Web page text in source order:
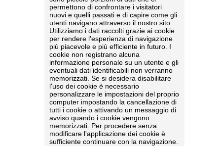
permettono di confrontare i visitatori
nuovi e quelli passati e di capire come gli
utenti navigano attraverso il nostro sito.
Utilizziamo i dati raccolti grazie ai cookie
per rendere l'esperienza di navigazione
più piacevole e più efficiente in futuro. I
cookie non registrano alcuna
informazione personale su un utente e gli
eventuali dati identificabili non verranno
memorizzati. Se si desidera disabilitare
l'uso dei cookie è necessario
personalizzare le impostazioni del proprio
computer impostando la cancellazione di
tutti i cookie o attivando un messaggio di
avviso quando i cookie vengono
memorizzati. Per procedere senza
modificare l'applicazione dei cookie è
sufficiente continuare con la navigazione.